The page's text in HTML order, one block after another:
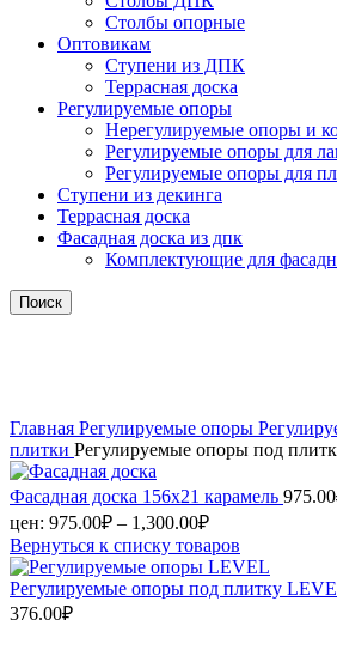
Столбы опорные
Оптовикам
Ступени из ДПК
Террасная доска
Регулируемые опоры
Нерегулируемые опоры и
Регулируемые опоры для
Регулируемые опоры для
Ступени из декинга
Террасная доска
Фасадная доска из дпк
Комплектующие для
Поиск
Главная Регулируемые опоры
плитки Регулируемые опоры под
Фасадная доска 156x21 карамель 975.00
цен: 975.00₽ – 1,300.00₽
Вернуться к списку товаров
Регулируемые опоры под плитку
376.00₽